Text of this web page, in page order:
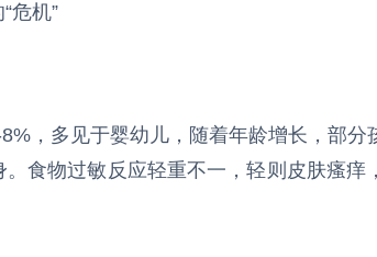
危机”
，多见于婴幼儿，随着年龄增长，部
食物过敏反应轻重不一，轻则皮肤瘙痒